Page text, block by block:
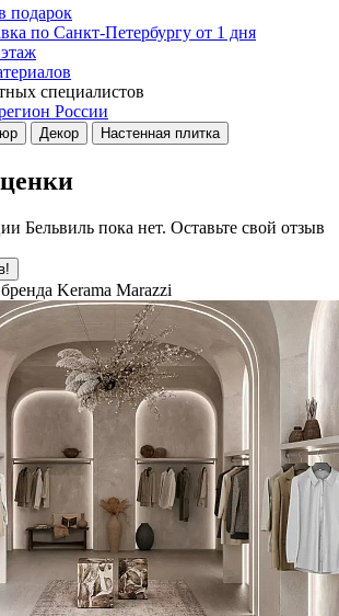
подарок
по Санкт-Петербургу от 1 дня
специалистов
России
Декор Настенная плитка
Бельвиль пока нет. Оставьте свой отзыв
Kerama Marazzi